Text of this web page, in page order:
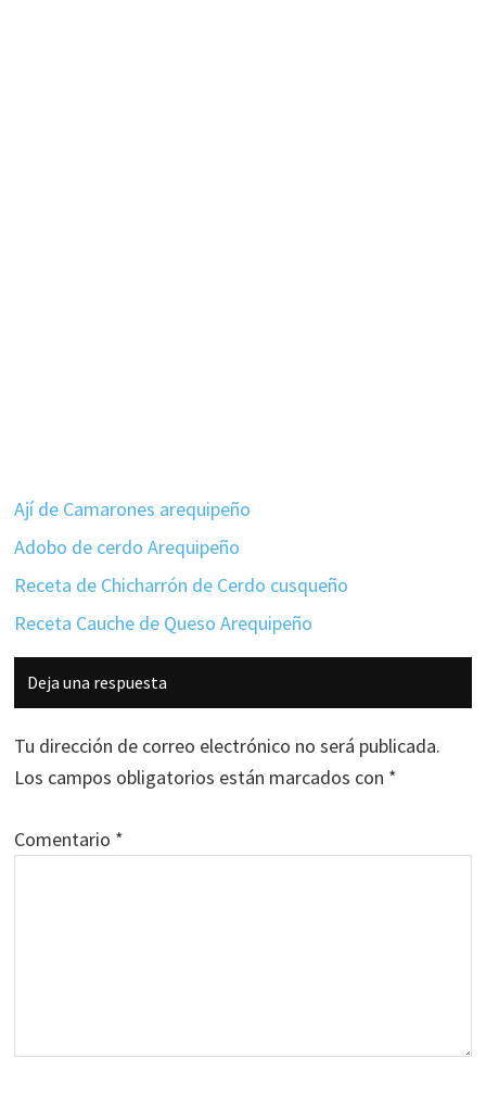
Ají de Camarones arequipeño
Adobo de cerdo Arequipeño
Receta de Chicharrón de Cerdo cusqueño
Receta Cauche de Queso Arequipeño
Interacciones
con
los
lectores
Deja una respuesta
Tu dirección de correo electrónico no será publicada.
Los campos obligatorios están marcados con *
Comentario *